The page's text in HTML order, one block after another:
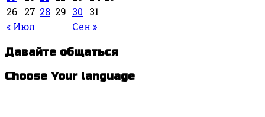
« Июл Сен »
26
27 28 29 30 31
Давайте общаться
Choose Your language